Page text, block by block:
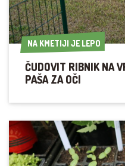
NA KMETIJI JE LEPO
NA KMETIJI JE LEPO
ČUDOVIT RIBNIK NA
PAŠA ZA OČI